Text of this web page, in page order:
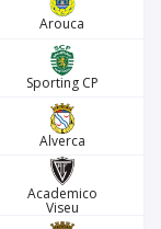
Arouca
Sporting CP
Alverca
Academico
Viseu